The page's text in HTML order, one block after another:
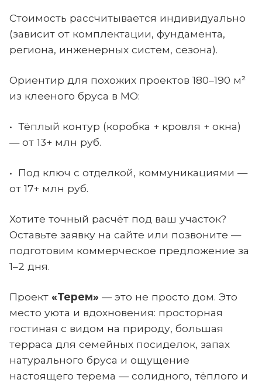
Стоимость рассчитывается индивидуально
(зависит от комплектации, фундамента,
региона, инженерных систем, сезона).
Ориентир для похожих проектов 180–190 м²
из клееного бруса в МО:
• Тёплый контур (коробка + кровля + окна)
— от 13+ млн руб.
• Под ключ с отделкой, коммуникациями —
от 17+ млн руб.
Хотите точный расчёт под ваш участок?
Оставьте заявку на сайте или позвоните —
подготовим коммерческое предложение за
1–2 дня.
Проект «Терем» — это не просто дом. Это
место уюта и вдохновения: просторная
гостиная с видом на природу, большая
терраса для семейных посиделок, запах
натурального бруса и ощущение
настоящего терема — солидного, тёплого и